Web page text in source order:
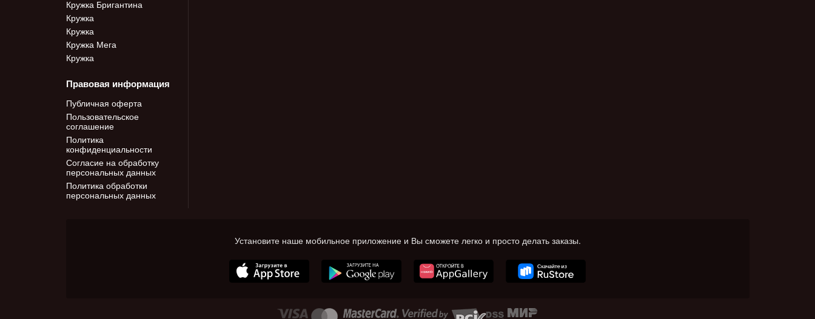
Кружка Бригантина
Кружка
Кружка
Кружка Мега
Кружка
Правовая информация
Публичная оферта
Пользовательское
соглашение
Политика
конфиденциальности
Согласие на обработку
персональных данных
Политика обработки
персональных данных
Установите наше мобильное приложение и Вы сможете легко и просто делать заказы.